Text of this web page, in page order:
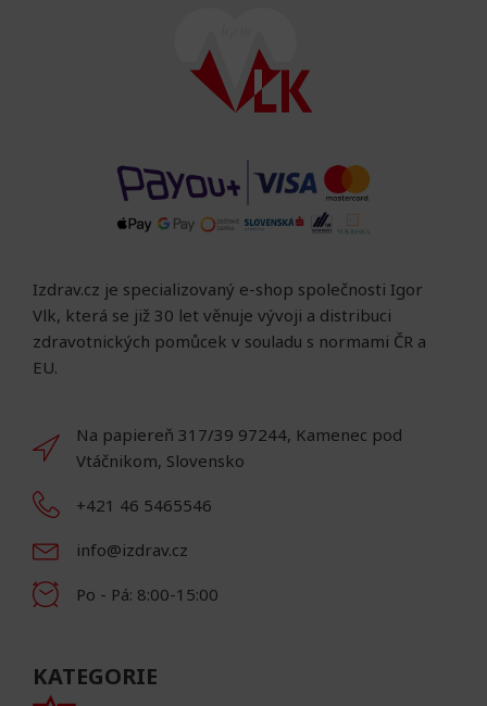
Izdrav.cz je specializovaný e-shop společnosti Igor
Vlk, která se již 30 let věnuje vývoji a distribuci
zdravotnických pomůcek v souladu s normami ČR a
EU.
Na papiereň 317/39 97244, Kamenec pod
Vtáčnikom, Slovensko
+421 46 5465546
info@izdrav.cz
Po - Pá: 8:00-15:00
KATEGORIE